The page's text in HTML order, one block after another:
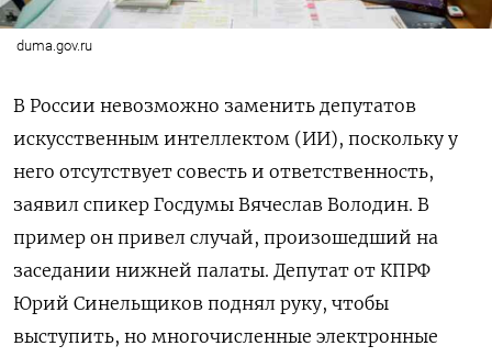
duma.gov.ru
В России невозможно заменить депутатов
искусственным интеллектом (ИИ), поскольку у
него отсутствует совесть и ответственность,
заявил спикер Госдумы Вячеслав Володин. В
пример он привел случай, произошедший на
заседании нижней палаты. Депутат от КПРФ
Юрий Синельщиков поднял руку, чтобы
выступить, но многочисленные электронные